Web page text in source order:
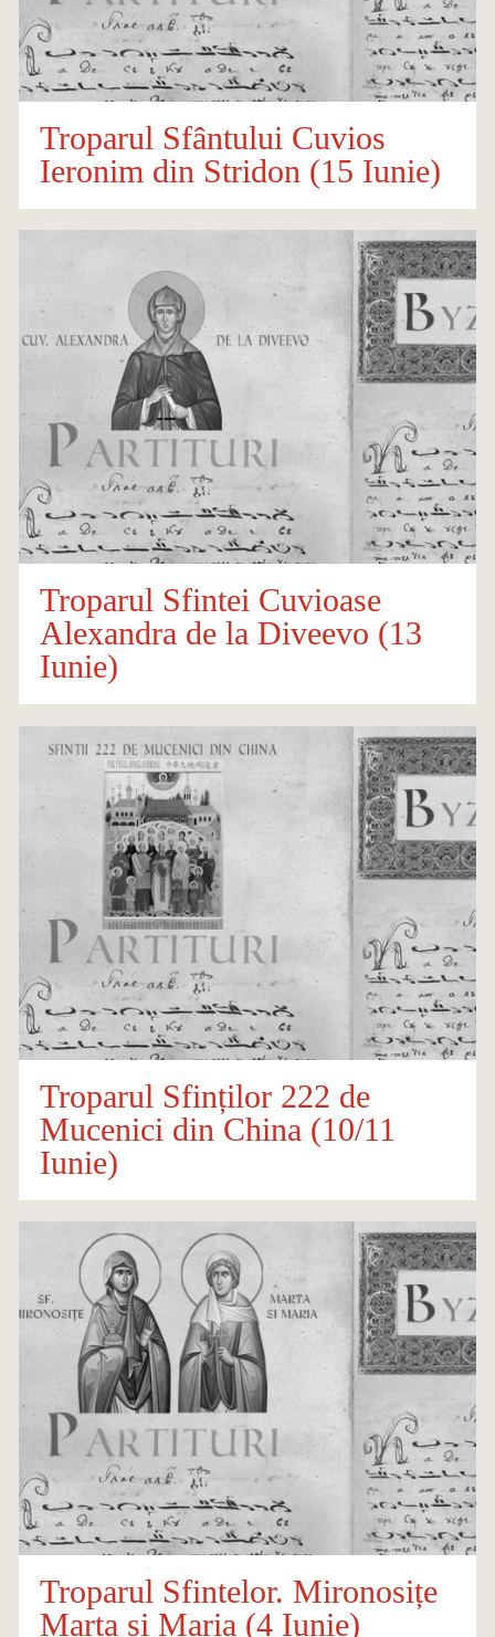
Troparul Sfântului Cuvios
Ieronim din Stridon (15 Iunie)
Troparul Sfintei Cuvioase
Alexandra de la Diveevo (13
Iunie)
Troparul Sfinților 222 de
Mucenici din China (10/11
Iunie)
Troparul Sfintelor. Mironosițe
Marta și Maria (4 Iunie)